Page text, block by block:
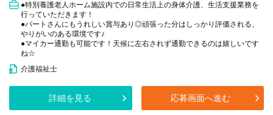
●特別養護老人ホーム施設内での日常生活上の身体介護、生活支援業務を
行っていただきます！
●パートさんにもうれしい賞与あり◎頑張った分はしっかり評価される、
やりがいのある環境です♪
●マイカー通勤も可能です！天候に左右されず通勤できるのは嬉しいです
ね☆
介護福祉士
詳細を見る 応募画面へ進む